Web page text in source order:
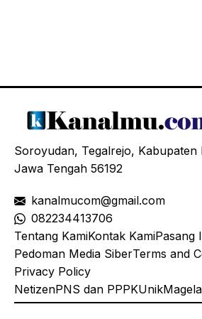
Soroyudan, Tegalrejo, Kabupaten
Jawa Tengah 56192
kanalmucom@gmail.com
082234413706
Tentang KamiKontak KamiPasang
Pedoman Media SiberTerms and
Privacy Policy
NetizenPNS dan PPPKUnik